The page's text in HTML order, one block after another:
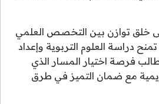
خلق توازن بين التخصص العلمي
دراسة العلوم التربوية وإعداد
فرصة اختيار المسار الذي
مع ضمان التميز في طرق